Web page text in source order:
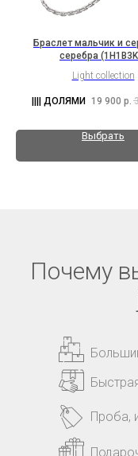
Браслет мальчик и
серебра
Light collection
19 900 р.
Выбрать
Почему
Проба,